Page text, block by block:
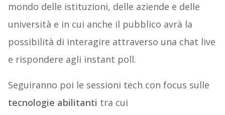
mondo delle istituzioni, delle aziende e delle
università e in cui anche il pubblico avrà la
possibilità di interagire attraverso una chat live
e rispondere agli instant poll.
Seguiranno poi le sessioni tech con focus sulle
tecnologie abilitanti tra cui